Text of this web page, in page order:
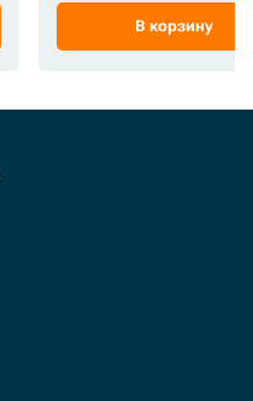
В корзину